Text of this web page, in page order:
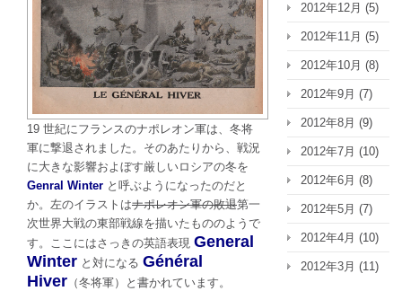
19 世紀にフランスのナポレオン軍は、冬将
軍に撃退されました。そのあたりから、戦況
に大きな影響およぼす厳しいロシアの冬を
Genral Winter と呼ぶようになったのだと
か。左のイラストはナポレオン軍の敗退第一
次世界大戦の東部戦線を描いたもののようで
す。ここにはさっきの英語表現 General
Winter と対になる Général
Hiver （冬将軍）と書かれています。
2012年12月 (5)
2012年11月 (5)
2012年10月 (8)
2012年9月 (7)
2012年8月 (9)
2012年7月 (10)
2012年6月 (8)
2012年5月 (7)
2012年4月 (10)
2012年3月 (11)